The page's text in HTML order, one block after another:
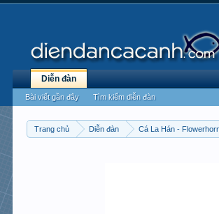
Trang chủ Diễn đàn Cá La Hán -
Diễn đàn
Bài viết gần đây Tìm kiếm diễn đàn